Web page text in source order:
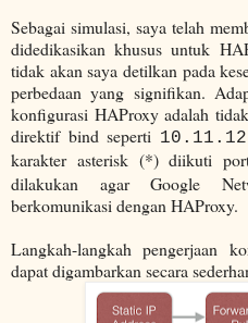
Sebagai simulasi, saya telah
didedikasikan khusus untuk
tidak akan saya detilkan pada
perbedaan yang signifikan.
konfigurasi HAProxy adalah
direktif bind seperti
karakter asterisk (*) diikuti
dilakukan agar Google
berkomunikasi dengan HAProxy.
Langkah-langkah pengerjaan
dapat digambarkan secara